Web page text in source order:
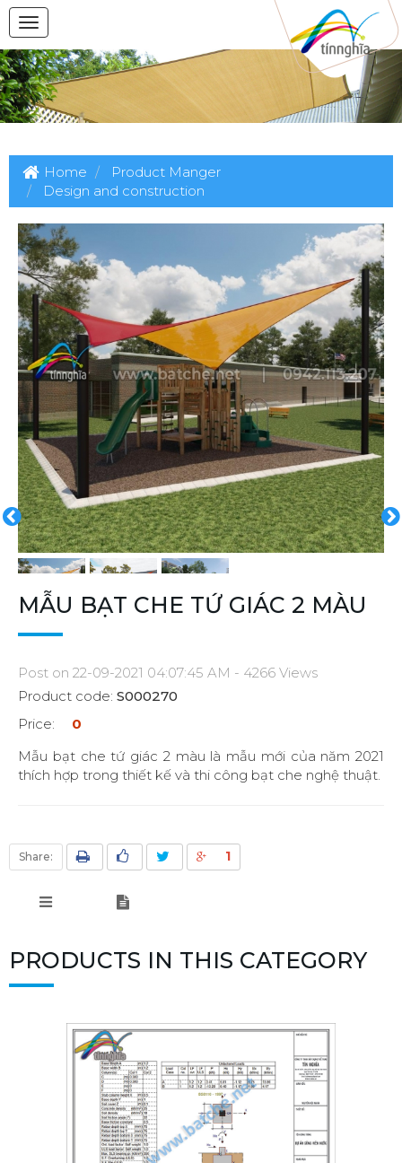
Home
Product Manger
Design and construction
MẪU BẠT CHE TỨ GIÁC 2 MÀU
Post on 22-09-2021 04:07:45 AM - 4266 Views
Product code: S000270
Price:
0
Mẫu bạt che tứ giác 2 màu là mẫu mới của năm 2021
thích hợp trong thiết kế và thi công bạt che nghệ thuật.
Share: 1
PRODUCTS IN THIS CATEGORY